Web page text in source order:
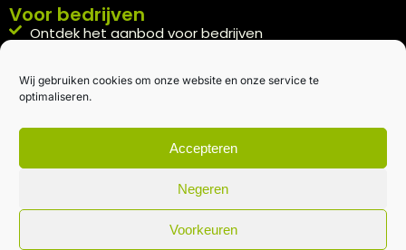
Wij gebruiken cookies om onze website en onze service te
optimaliseren.
Accepteren
Negeren
Voorkeuren
Voor bedrijven
Ontdek het aanbod voor bedrijven
Kennismakingspakket aanvragen
Blijft op de hoogte
Rechtstreeks van het veld naar je inbox.
Inschrijven nieuwsbrief